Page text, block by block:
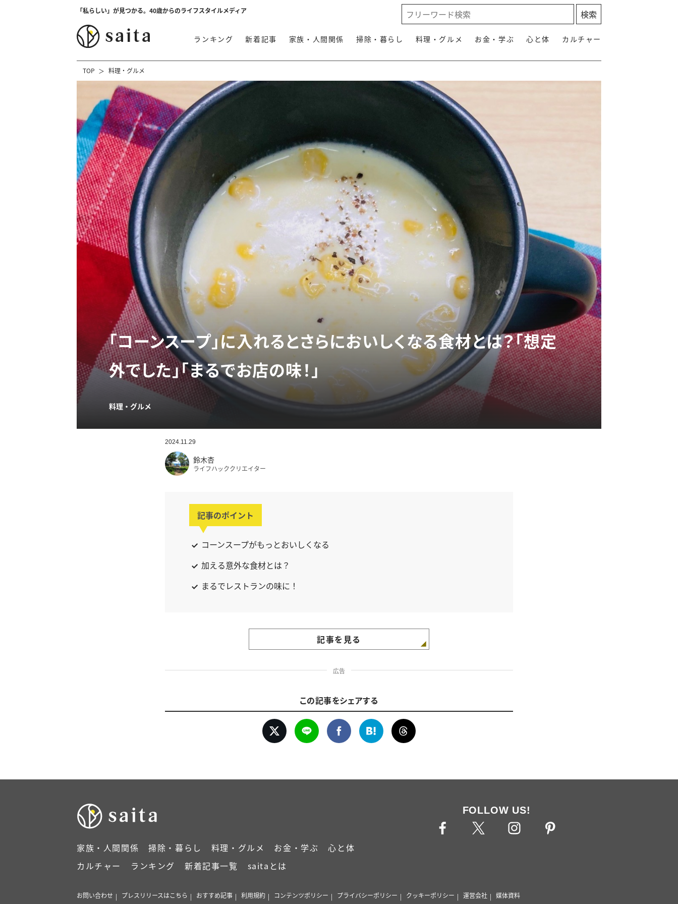
「私らしい」が見つかる。40歳からのライフスタイルメディア
ランキング 新着記事 家族・人間関係 掃除・暮らし 料理・グルメ お金・学ぶ 心と体 カルチャー
TOP 料理・グルメ
「コーンスープ」に入れるとさらにおいしくなる食材とは？「想定
外でした」「まるでお店の味！」
料理・グルメ
2024.11.29
鈴木杏
ライフハッククリエイター
記事のポイント
コーンスープがもっとおいしくなる
加える意外な食材とは？
まるでレストランの味に！
記事を見る
広告
この記事をシェアする
家族・人間関係 掃除・暮らし 料理・グルメ お金・学ぶ
心と体
カルチャー
ランキング 新着記事一覧 saitaとは
FOLLOW US!
お問い合わせ プレスリリースはこちら おすすめ記事 利用規約 コンテンツポリシー プライバシーポリシー クッキーポリシー 運営会社 媒体資料